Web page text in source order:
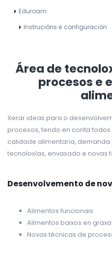
Eduroam
Instrucións e configuración
Área de
procesos e
Xerar ideas para o
procesos, tendo en conta
calidade alimentaria,
tecnoloxías, envasado e novas
Desenvolvemento de
Alimentos funcionais
Alimentos baixos en
Novas técnicas de